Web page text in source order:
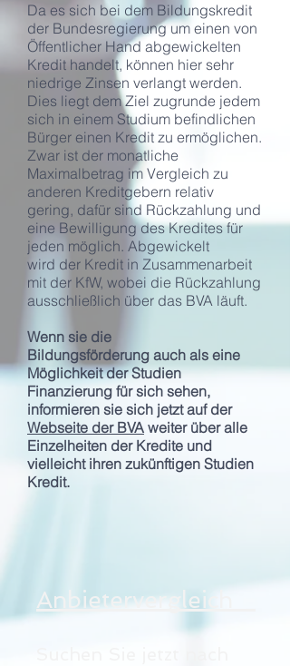
Da es sich bei dem Bildungskredit
der Bundesregierung um einen von
Öffentlicher Hand abgewickelten
Kredit handelt, können hier sehr
niedrige Zinsen verlangt werden.
Dies liegt dem Ziel zugrunde jedem
sich in einem Studium befindlichen
Bürger einen Kredit zu ermöglichen.
Zwar ist der monatliche
Maximalbetrag im Vergleich zu
anderen Kreditgebern relativ
gering, dafür sind Rückzahlung und
eine Bewilligung des Kredites für
jeden möglich. Abgewickelt
wird der Kredit in Zusammenarbeit
mit der KfW, wobei die Rückzahlung
ausschließlich über das BVA läuft.
Wenn sie die
Bildungsförderung auch als eine
Möglichkeit der Studien
Finanzierung für sich sehen,
informieren sie sich jetzt auf der
Webseite der BVA weiter über alle
Einzelheiten der Kredite und
vielleichtihren zukünftigen Studien
Kredit.
Anbietervergleich